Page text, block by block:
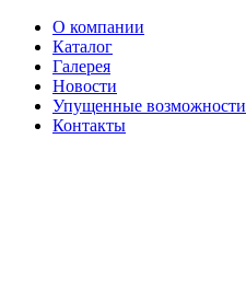
О компании
Каталог
Галерея
Новости
Упущенные возможности
Контакты